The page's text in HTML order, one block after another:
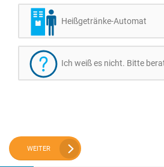
Heißgetränke-Automat
Ich weiß es nicht. Bitte
WEITER